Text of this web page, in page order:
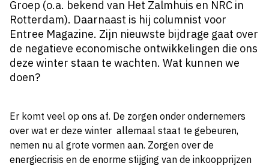
Groep (o.a. bekend van Het Zalmhuis en NRC in
Rotterdam). Daarnaast is hij columnist voor
Entree Magazine. Zijn nieuwste bijdrage gaat over
de negatieve economische ontwikkelingen die ons
deze winter staan te wachten. Wat kunnen we
doen?
Er komt veel op ons af. De zorgen onder ondernemers
over wat er deze winter allemaal staat te gebeuren,
nemen nu al grote vormen aan. Zorgen over de
energiecrisis en de enorme stijging van de inkoopprijzen